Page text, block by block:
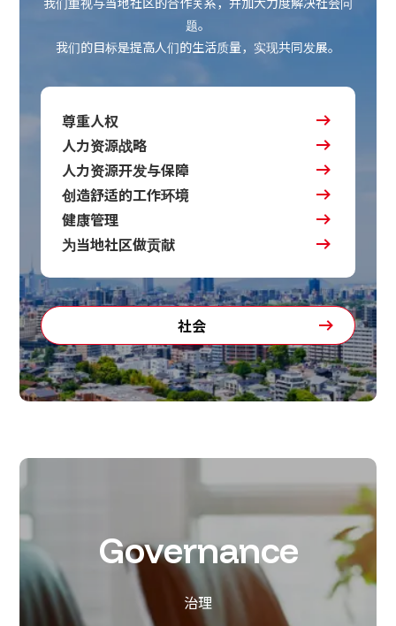
题。
我们的目标是提高人们的生活质量，实现共同发展。
尊重人权
人力资源战略
人力资源开发与保障
创造舒适的工作环境
健康管理
为当地社区做贡献
社会
Governance
治理